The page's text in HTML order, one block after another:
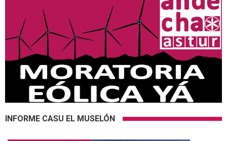
INFORME CASU EL MUSELÓN